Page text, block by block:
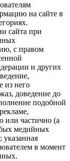
на сайте в
сайта при
с правом
и других
из него
доведение до
подобной
или частично (а
медийных
в момент